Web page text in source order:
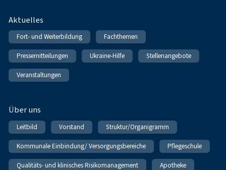
Fußnavigation
Aktuelles
Fort- und Weiterbildung Fachthemen
Pressemitteilungen Ukraine-Hilfe Stellenangebote
Veranstaltungen
Über uns
Leitbild Vorstand Struktur/Organigramm
Kommunale Einbindung/ Versorgungsbereiche Pflegeschule
Qualitäts- und klinisches Risikomanagement Apotheke